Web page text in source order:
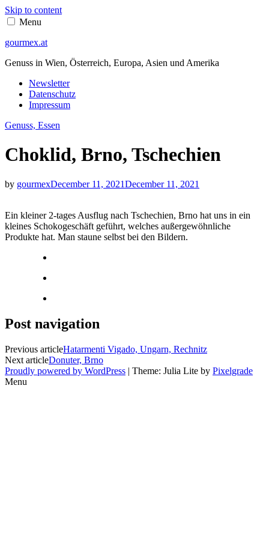
Skip to content
Menu
gourmex.at
Genuss in Wien, Österreich, Europa, Asien und Amerika
Newsletter
Datenschutz
Impressum
Genuss, Essen
Choklid, Brno, Tschechien
by gourmexDecember 11, 2021December 11, 2021
Ein kleiner 2-tages Ausflug nach Tschechien, Brno hat uns in ein
kleines Schokogeschäft geführt, welches außergewöhnliche
Produkte hat. Man staune selbst bei den Bildern.
Post navigation
Previous articleHatarmenti Vigado, Ungarn, Rechnitz
Next articleDonuter, Brno
Proudly powered by WordPress | Theme: Julia Lite by Pixelgrade
Menu